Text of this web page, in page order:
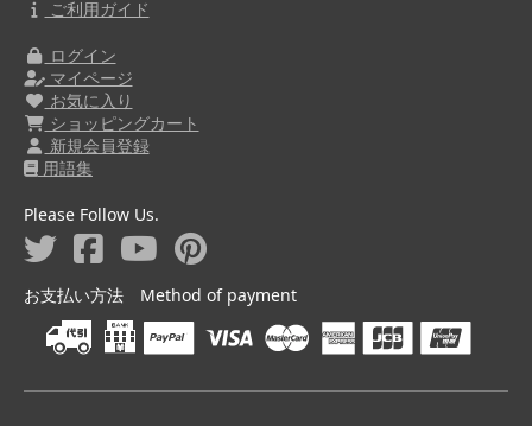
ご利用ガイド
ログイン
マイページ
お気に入り
ショッピングカート
新規会員登録
用語集
Please Follow Us.
お支払い方法 Method of payment